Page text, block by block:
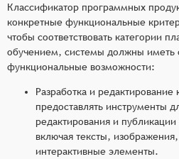
Классификатор программных
конкретные функциональные
чтобы соответствовать категории
обучением, системы должны иметь
функциональные возможности:
Разработка и
предоставлять инструменты
редактирования и
включая тексты,
интерактивные элементы.